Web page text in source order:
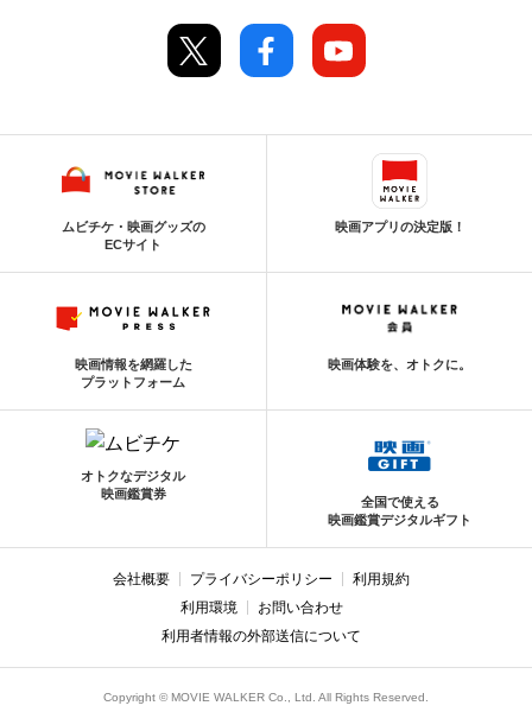
ムビチケ・映画グッズの
ECサイト
映画アプリの決定版！
映画情報を網羅した
プラットフォーム
映画体験を、オトクに。
オトクなデジタル
映画鑑賞券
全国で使える
映画鑑賞デジタルギフト
会社概要 プライバシーポリシー
利用規約
利用環境
お問い合わせ
利用者情報の外部送信について
Copyright © MOVIE WALKER Co., Ltd. All Rights Reserved.